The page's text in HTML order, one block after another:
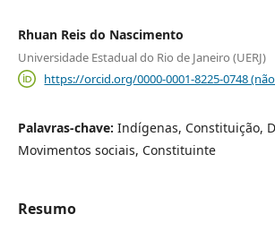
Rhuan Reis do Nascimento
Universidade Estadual do Rio de Janeiro (UERJ)
https://orcid.org/0000-0001-8225-0748
Palavras-chave: Indígenas, Constituição,
Movimentos sociais, Constituinte
Resumo